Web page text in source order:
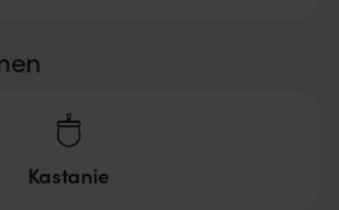
Kastanie